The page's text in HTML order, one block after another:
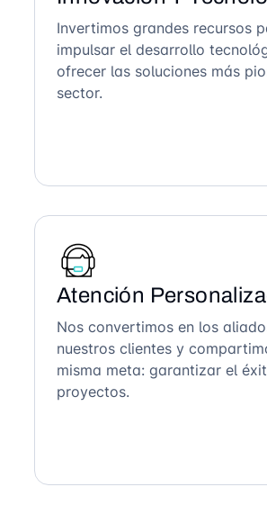
Invertimos grandes recursos
impulsar el desarrollo
ofrecer las soluciones más
sector.
Atención
Nos convertimos en los
nuestros clientes y
misma meta: garantizar el
proyectos.